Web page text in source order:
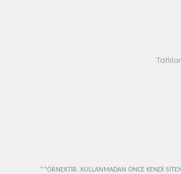
Tatlılar
**ÖRNEKTİR. KULLANMADAN ÖNCE KENDİ